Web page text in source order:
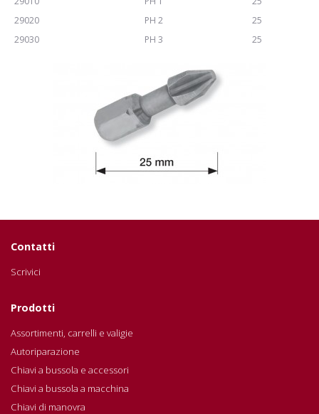
29020
PH 2
25
29030
PH 3 25
Contatti
Scrivici
Prodotti
Assortimenti, carrelli e valigie
Autoriparazione
Chiavi a bussola e accessori
Chiavi a bussola a macchina
Chiavi di manovra